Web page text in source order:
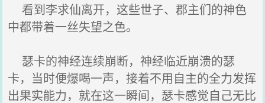
看到李求仙离开，这些世子、郡主们的神色
中都带着一丝失望之色。
瑟卡的神经连续崩断，神经临近崩溃的瑟
卡，当时便爆喝一声，接着不用自主的全力发挥
出果实能力，就在这一瞬间，瑟卡感觉自己无比